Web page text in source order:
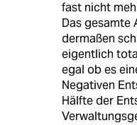
fast nicht
Das gesamte
dermaßen
eigentlich
egal ob es
Negativen
Hälfte der